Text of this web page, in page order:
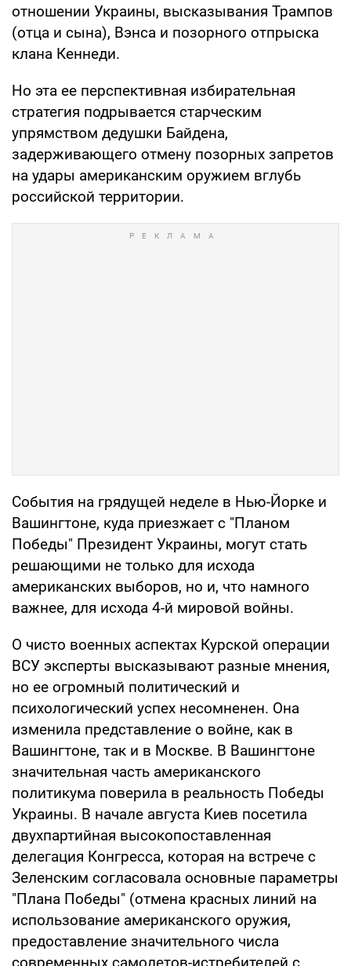
отношении Украины, высказывания Трампов
(отца и сына), Вэнса и позорного отпрыска
клана Кеннеди.
Но эта ее перспективная избирательная
стратегия подрывается старческим
упрямством дедушки Байдена,
задерживающего отмену позорных запретов
на удары американским оружием вглубь
российской территории.
События на грядущей неделе в Нью-Йорке и
Вашингтоне, куда приезжает с "Планом
Победы" Президент Украины, могут стать
решающими не только для исхода
американских выборов, но и, что намного
важнее, для исхода 4-й мировой войны.
О чисто военных аспектах Курской операции
ВСУ эксперты высказывают разные мнения,
но ее огромный политический и
психологический успех несомненен. Она
изменила представление о войне, как в
Вашингтоне, так и в Москве. В Вашингтоне
значительная часть американского
политикума поверила в реальность Победы
Украины. В начале августа Киев посетила
двухпартийная высокопоставленная
делегация Конгресса, которая на встрече с
Зеленским согласовала основные параметры
"Плана Победы" (отмена красных линий на
использование американского оружия,
предоставление значительного числа
современных самолетов-истребителей с